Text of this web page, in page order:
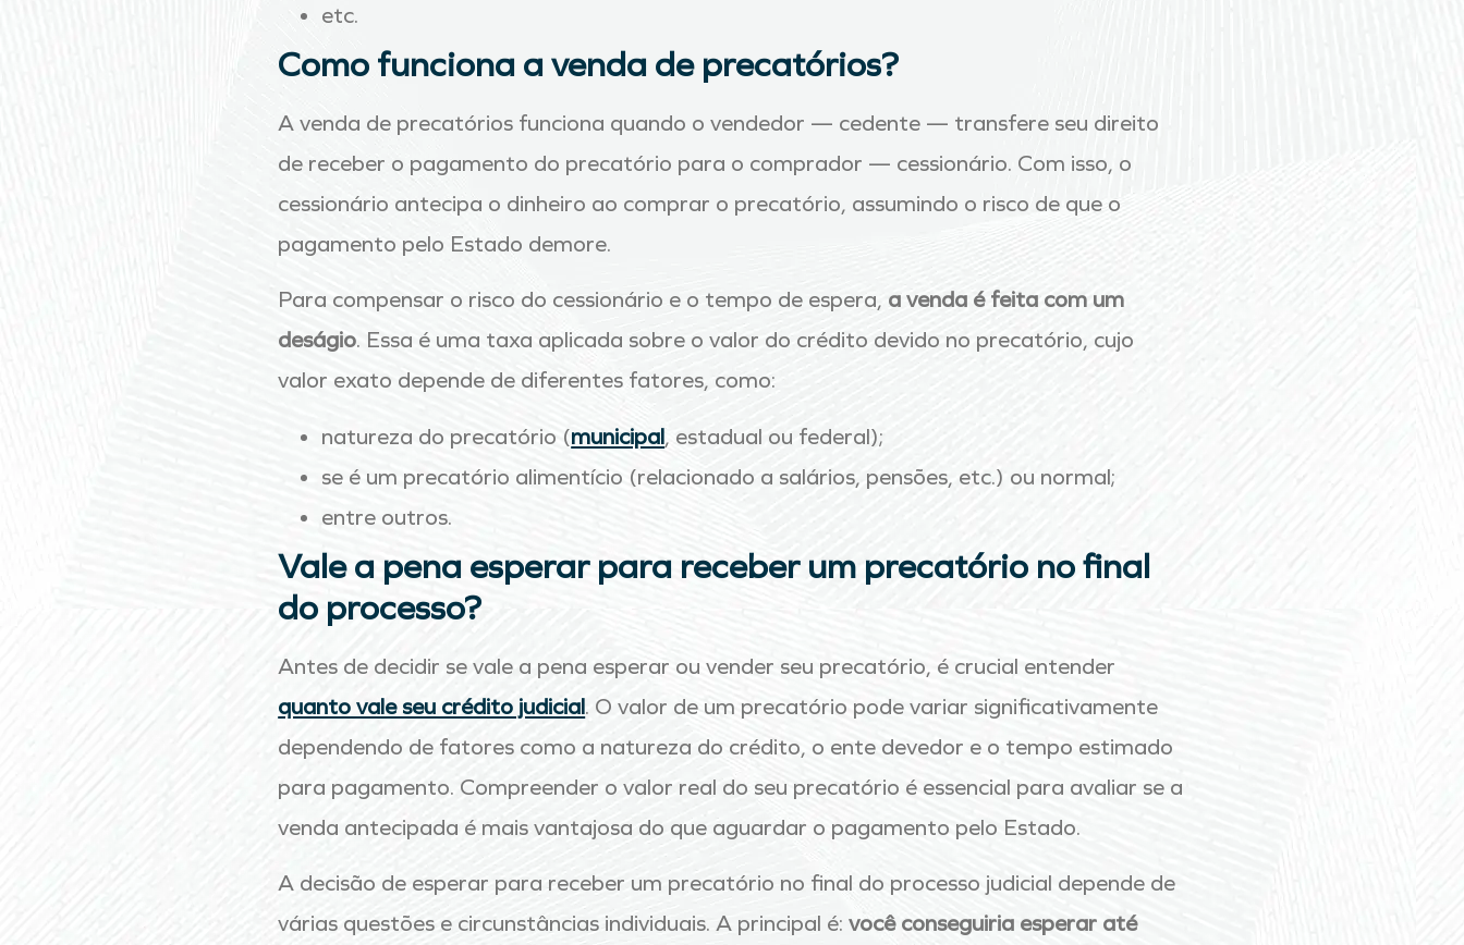
etc.
Como funciona a venda de precatórios?
A venda de precatórios funciona quando o vendedor — cedente — transfere seu direito
de receber o pagamento do precatório para o comprador — cessionário. Com isso, o
cessionário antecipa o dinheiro ao comprar o precatório, assumindo o risco de que o
pagamento pelo Estado demore.
Para compensar o risco do cessionário e o tempo de espera, a venda é feita com um
deságio. Essa é uma taxa aplicada sobre o valor do crédito devido no precatório, cujo
valor exato depende de diferentes fatores, como:
natureza do precatório (municipal, estadual ou federal);
se é um precatório alimentício (relacionado a salários, pensões, etc.) ou normal;
entre outros.
Vale a pena esperar para receber um precatório no final
do processo?
Antes de decidir se vale a pena esperar ou vender seu precatório, é crucial entender
quanto vale seu crédito judicial. O valor de um precatório pode variar significativamente
dependendo de fatores como a natureza do crédito, o ente devedor e o tempo estimado
para pagamento. Compreender o valor real do seu precatório é essencial para avaliar se a
venda antecipada é mais vantajosa do que aguardar o pagamento pelo Estado.
A decisão de esperar para receber um precatório no final do processo judicial depende de
várias questões e circunstâncias individuais. A principal é:você conseguiria esperar até